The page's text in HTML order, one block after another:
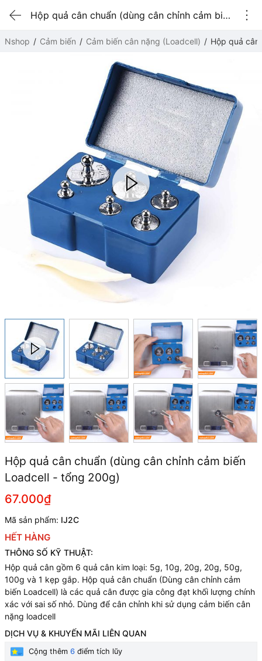
Hộp quả cân chuẩn (dùng cân chỉnh cảm biến Loadcell - tổng 200g)
Nshop Cảm biến Cảm biến cân nặng (Loadcell) Hộp quả
Hộp quả cân chuẩn (dùng cân chỉnh cảm biến
Loadcell - tổng 200g)
67.000₫
Mã sản phẩm: IJ2C
HẾT HÀNG
THÔNG SỐ KỸ THUẬT:
Hộp quả cân gồm 6 quả cân kim loại: 5g, 10g, 20g, 20g, 50g,
100g và 1 kẹp gắp. Hộp quả cân chuẩn (Dùng cân chỉnh cảm
biến Loadcell) là các quả cân được gia công đạt khối lượng chính
xác với sai số nhỏ. Dùng để cân chỉnh khi sử dụng cảm biến cân
nặng loadcell
DỊCH VỤ & KHUYẾN MÃI LIÊN QUAN
Cộng thêm 6 điểm tích lũy